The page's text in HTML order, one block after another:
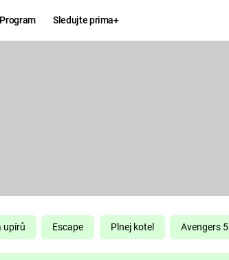
Sledujte prima+
KOMEDIE
CHUCK
NORRIS
upírů Escape Plnej kotel Avengers 5